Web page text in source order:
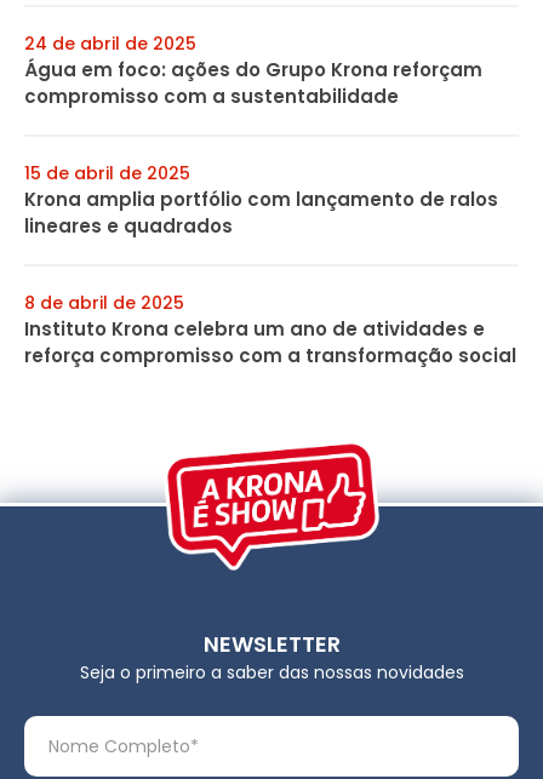
24 de abril de 2025
Água em foco: ações do Grupo Krona reforçam
compromisso com a sustentabilidade
15 de abril de 2025
Krona amplia portfólio com lançamento de ralos
lineares e quadrados
8 de abril de 2025
Instituto Krona celebra um ano de atividades e
reforça compromisso com a transformação social
NEWSLETTER
Seja o primeiro a saber das nossas novidades